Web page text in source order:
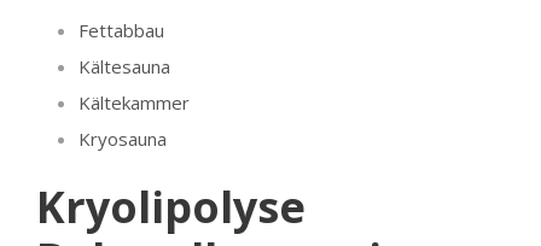
Fettabbau
Kältesauna
Kältekammer
Kryosauna
Kryolipolyse